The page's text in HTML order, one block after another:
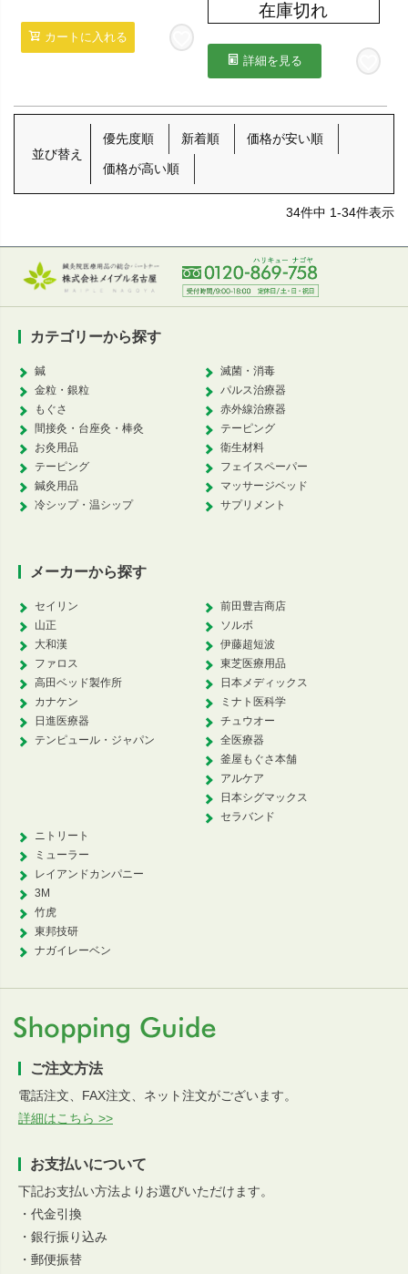
カートに入れる
在庫切れ
詳細を見る
並び替え
優先度順 新着順 価格が安い順
価格が高い順
34件中 1-34件表示
カテゴリーから探す
鍼
金粒・銀粒
もぐさ
間接灸・台座灸・棒灸
お灸用品
テーピング
鍼灸用品
冷シップ・温シップ
滅菌・消毒
パルス治療器
赤外線治療器
テーピング
衛生材料
フェイスペーパー
マッサージベッド
サプリメント
メーカーから探す
セイリン
山正
大和漢
ファロス
高田ベッド製作所
カナケン
日進医療器
テンピュール・ジャパン
前田豊吉商店
ソルボ
伊藤超短波
東芝医療用品
日本メディックス
ミナト医科学
チュウオー
全医療器
釜屋もぐさ本舗
アルケア
日本シグマックス
セラバンド
ニトリート
ミューラー
レイアンドカンパニー
3M
竹虎
東邦技研
ナガイレーベン
ご注文方法
電話注文、FAX注文、ネット注文がございます。
詳細はこちら >>
お支払いについて
下記お支払い方法よりお選びいただけます。
・代金引換
・銀行振り込み
・郵便振替